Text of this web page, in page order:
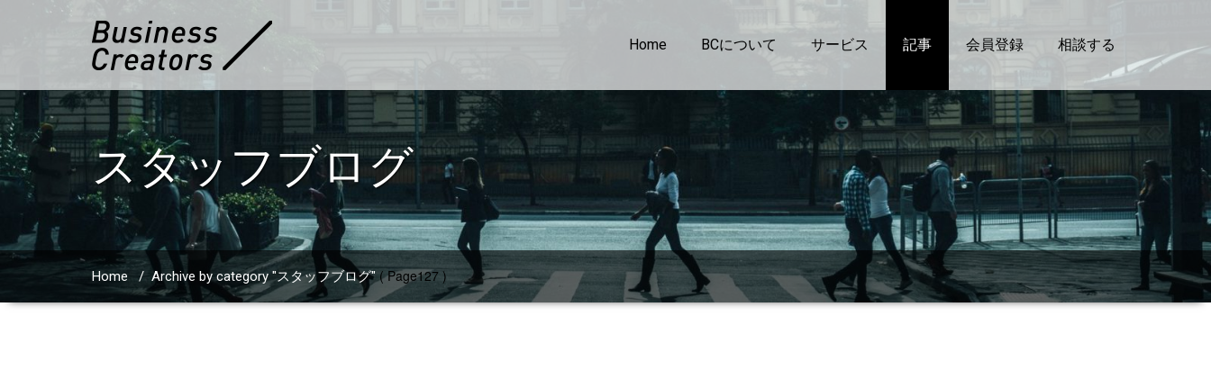
Home BCについて サービス 記事 会員登録 相談する
スタッフブログ
Home / Archive by category "スタッフブログ" ( Page127 )